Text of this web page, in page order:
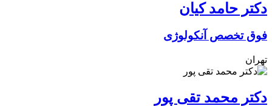
دکتر حامد کیان
فوق تخصص آنکولوژی
تهران
دکتر محمد تقی پور